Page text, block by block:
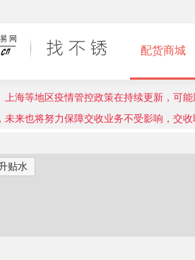
配货商城
上海等地区疫情管控政策在持续更新，可
未来也将努力保障交收业务不受影响，交
贴水